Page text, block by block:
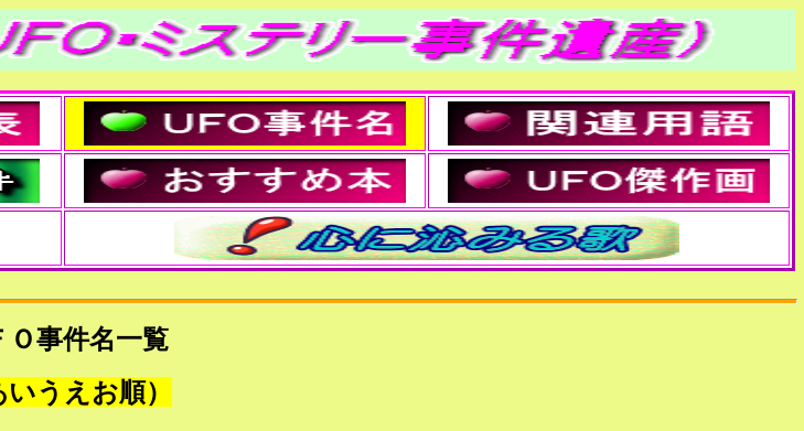
Ｏ事件名一覧
いうえお順）